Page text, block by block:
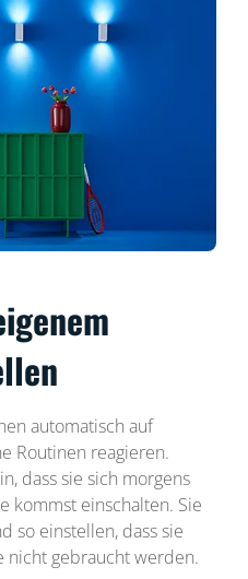
automatisch auf
Routinen reagieren.
dass sie sich morgens
kommst einschalten. Sie
so einstellen, dass sie
nicht gebraucht werden.